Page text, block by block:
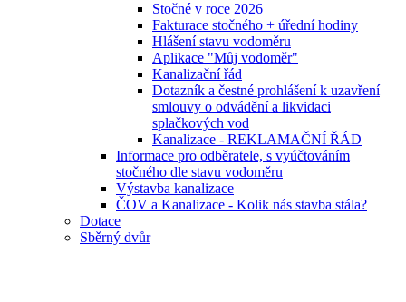
Stočné v roce 2026
Fakturace stočného + úřední hodiny
Hlášení stavu vodoměru
Aplikace "Můj vodoměr"
Kanalizační řád
Dotazník a čestné prohlášení k uzavření
smlouvy o odvádění a likvidaci
splačkových vod
Kanalizace - REKLAMAČNÍ ŘÁD
Informace pro odběratele, s vyúčtováním
stočného dle stavu vodoměru
Výstavba kanalizace
ČOV a Kanalizace - Kolik nás stavba stála?
Dotace
Sběrný dvůr